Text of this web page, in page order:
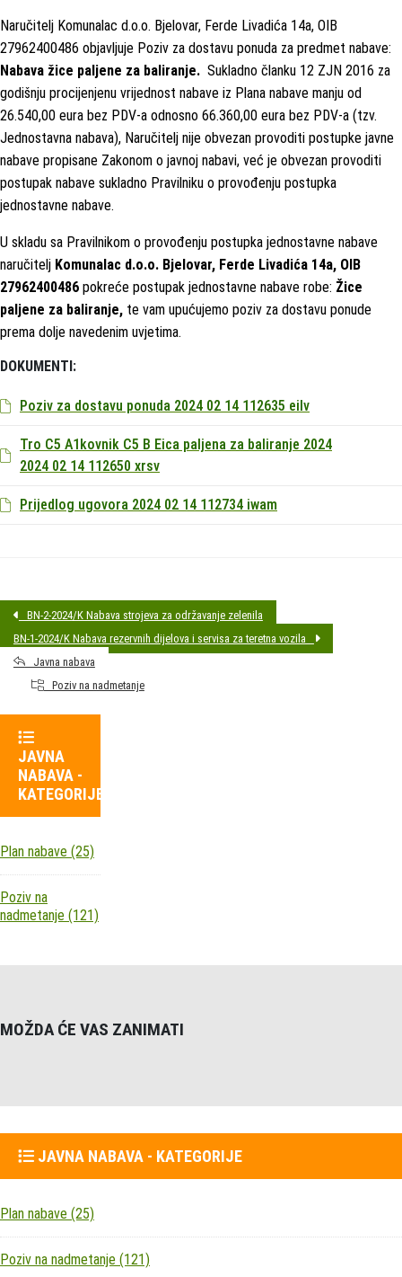
Naručitelj Komunalac d.o.o. Bjelovar, Ferde Livadića 14a, OIB
27962400486 objavljuje Poziv za dostavu ponuda za predmet nabave:
Nabava žice paljene za baliranje. Sukladno članku 12 ZJN 2016 za
godišnju procijenjenu vrijednost nabave iz Plana nabave manju od
26.540,00 eura bez PDV-a odnosno 66.360,00 eura bez PDV-a (tzv.
Jednostavna nabava), Naručitelj nije obvezan provoditi postupke javne
nabave propisane Zakonom o javnoj nabavi, već je obvezan provoditi
postupak nabave sukladno Pravilniku o provođenju postupka
jednostavne nabave.
U skladu sa Pravilnikom o provođenju postupka jednostavne nabave
naručitelj Komunalac d.o.o. Bjelovar, Ferde Livadića 14a, OIB
27962400486 pokreće postupak jednostavne nabave robe: Žice
paljene za baliranje, te vam upućujemo poziv za dostavu ponude
prema dolje navedenim uvjetima.
DOKUMENTI:
Poziv za dostavu ponuda 2024 02 14 112635 eilv
Tro C5 A1kovnik C5 B Eica paljena za baliranje 2024
2024 02 14 112650 xrsv
Prijedlog ugovora 2024 02 14 112734 iwam
BN-2-2024/K Nabava strojeva za održavanje zelenila
BN-1-2024/K Nabava rezervnih dijelova i servisa za teretna vozila
Javna nabava
Poziv na nadmetanje
JAVNA
NABAVA -
KATEGORIJE
Plan nabave (25)
Poziv na
nadmetanje (121)
MOŽDA ĆE VAS ZANIMATI
JAVNA NABAVA - KATEGORIJE
Plan nabave (25)
Poziv na nadmetanje (121)